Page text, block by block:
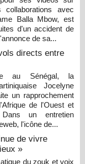
avec
Balla Mbow, est
d'un accident de
de sa...
directs entre
au Sénégal, la
Jocelyne
un rapprochement
de l'Ouest et
un entretien
l'icône de...
de vivre
»
du zouk et voix